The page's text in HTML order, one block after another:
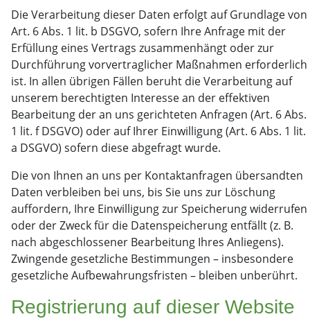
Die Verarbeitung dieser Daten erfolgt auf Grundlage von
Art. 6 Abs. 1 lit. b DSGVO, sofern Ihre Anfrage mit der
Erfüllung eines Vertrags zusammenhängt oder zur
Durchführung vorvertraglicher Maßnahmen erforderlich
ist. In allen übrigen Fällen beruht die Verarbeitung auf
unserem berechtigten Interesse an der effektiven
Bearbeitung der an uns gerichteten Anfragen (Art. 6 Abs.
1 lit. f DSGVO) oder auf Ihrer Einwilligung (Art. 6 Abs. 1 lit.
a DSGVO) sofern diese abgefragt wurde.
Die von Ihnen an uns per Kontaktanfragen übersandten
Daten verbleiben bei uns, bis Sie uns zur Löschung
auffordern, Ihre Einwilligung zur Speicherung widerrufen
oder der Zweck für die Datenspeicherung entfällt (z. B.
nach abgeschlossener Bearbeitung Ihres Anliegens).
Zwingende gesetzliche Bestimmungen – insbesondere
gesetzliche Aufbewahrungsfristen – bleiben unberührt.
Registrierung auf dieser Website